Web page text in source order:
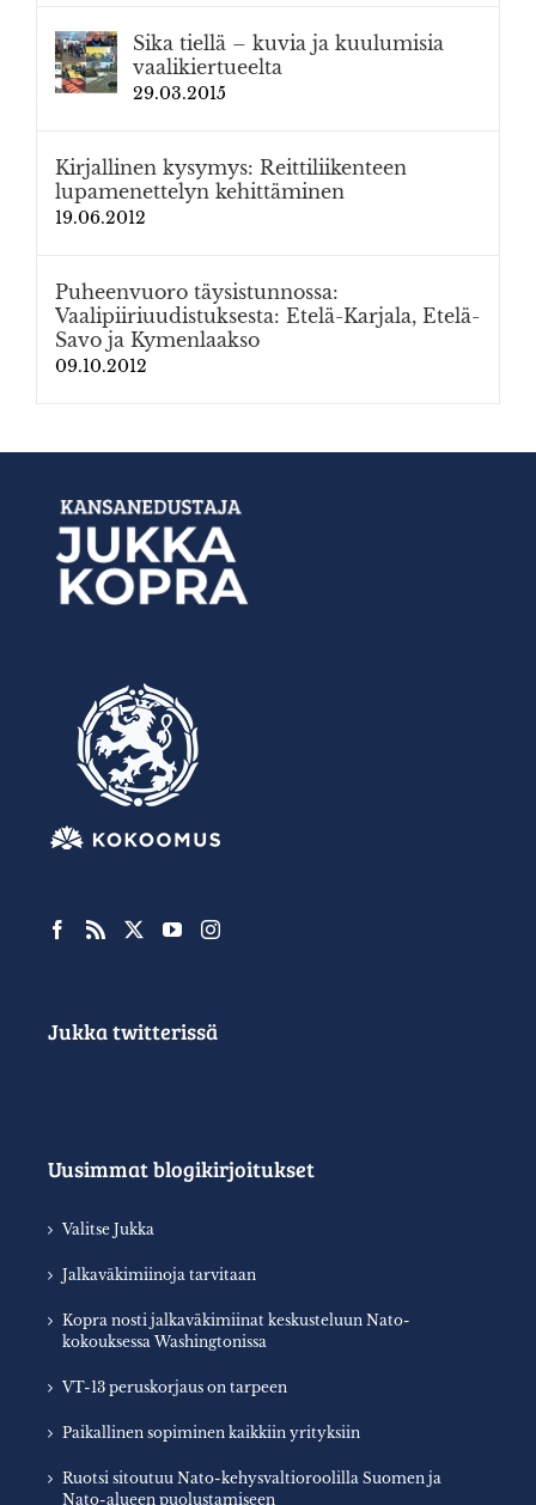
Sika tiellä – kuvia ja kuulumisia
vaalikiertueelta
29.03.2015
Kirjallinen kysymys: Reittiliikenteen
lupamenettelyn kehittäminen
19.06.2012
Puheenvuoro täysistunnossa:
Vaalipiiriuudistuksesta: Etelä-Karjala, Etelä-
Savo ja Kymenlaakso
09.10.2012
Jukka twitterissä
Uusimmat blogikirjoitukset
Valitse Jukka
Jalkaväkimiinoja tarvitaan
Kopra nosti jalkaväkimiinat keskusteluun Nato-
kokouksessa Washingtonissa
VT-13 peruskorjaus on tarpeen
Paikallinen sopiminen kaikkiin yrityksiin
Ruotsi sitoutuu Nato-kehysvaltioroolilla Suomen ja
Nato-alueen puolustamiseen